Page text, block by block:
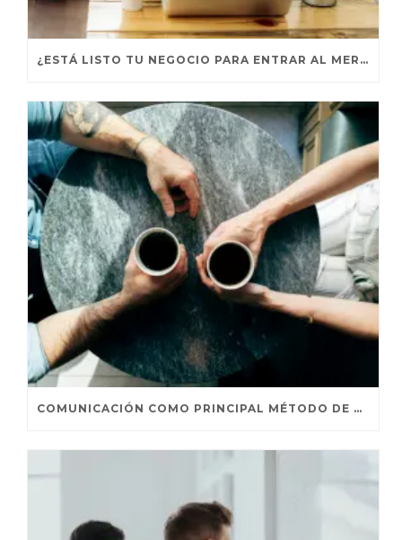
¿ESTÁ LISTO TU NEGOCIO PARA ENTRAR AL MERCADO GLOBAL?
COMUNICACIÓN COMO PRINCIPAL MÉTODO DE PERSUASIÓN